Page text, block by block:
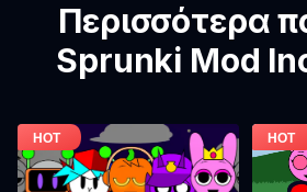
Περισσότερα
Sprunki Mod